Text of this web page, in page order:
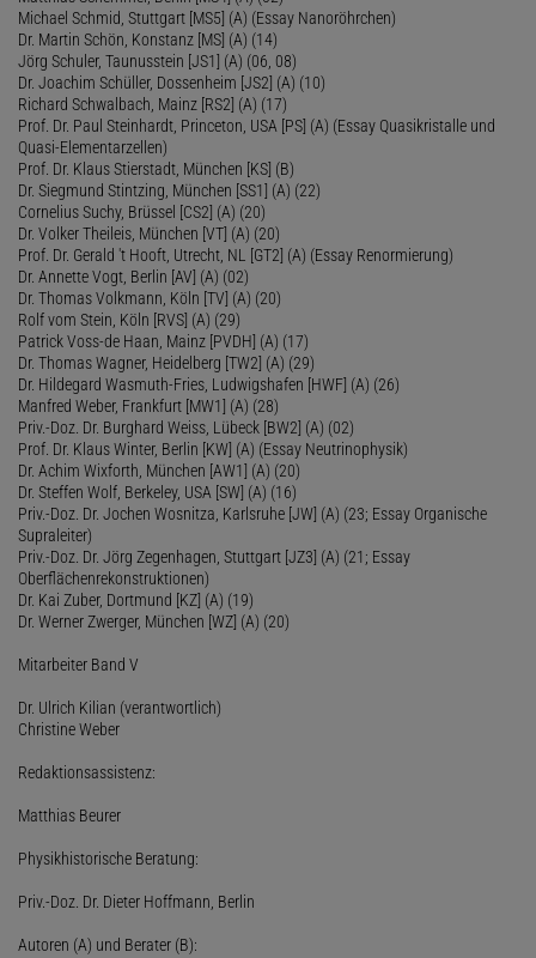
Michael Schmid, Stuttgart [MS5] (A) (Essay Nanoröhrchen)
Dr. Martin Schön, Konstanz [MS] (A) (14)
Jörg Schuler, Taunusstein [JS1] (A) (06, 08)
Dr. Joachim Schüller, Dossenheim [JS2] (A) (10)
Richard Schwalbach, Mainz [RS2] (A) (17)
Prof. Dr. Paul Steinhardt, Princeton, USA [PS] (A) (Essay Quasikristalle und
Quasi-Elementarzellen)
Prof. Dr. Klaus Stierstadt, München [KS] (B)
Dr. Siegmund Stintzing, München [SS1] (A) (22)
Cornelius Suchy, Brüssel [CS2] (A) (20)
Dr. Volker Theileis, München [VT] (A) (20)
Prof. Dr. Gerald 't Hooft, Utrecht, NL [GT2] (A) (Essay Renormierung)
Dr. Annette Vogt, Berlin [AV] (A) (02)
Dr. Thomas Volkmann, Köln [TV] (A) (20)
Rolf vom Stein, Köln [RVS] (A) (29)
Patrick Voss-de Haan, Mainz [PVDH] (A) (17)
Dr. Thomas Wagner, Heidelberg [TW2] (A) (29)
Dr. Hildegard Wasmuth-Fries, Ludwigshafen [HWF] (A) (26)
Manfred Weber, Frankfurt [MW1] (A) (28)
Priv.-Doz. Dr. Burghard Weiss, Lübeck [BW2] (A) (02)
Prof. Dr. Klaus Winter, Berlin [KW] (A) (Essay Neutrinophysik)
Dr. Achim Wixforth, München [AW1] (A) (20)
Dr. Steffen Wolf, Berkeley, USA [SW] (A) (16)
Priv.-Doz. Dr. Jochen Wosnitza, Karlsruhe [JW] (A) (23; Essay Organische
Supraleiter)
Priv.-Doz. Dr. Jörg Zegenhagen, Stuttgart [JZ3] (A) (21; Essay
Oberflächenrekonstruktionen)
Dr. Kai Zuber, Dortmund [KZ] (A) (19)
Dr. Werner Zwerger, München [WZ] (A) (20)
Mitarbeiter Band V
Dr. Ulrich Kilian (verantwortlich)
Christine Weber
Redaktionsassistenz:
Matthias Beurer
Physikhistorische Beratung:
Priv.-Doz. Dr. Dieter Hoffmann, Berlin
Autoren (A) und Berater (B):